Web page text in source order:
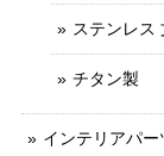
ステンレ
チタン製
インテリアパー